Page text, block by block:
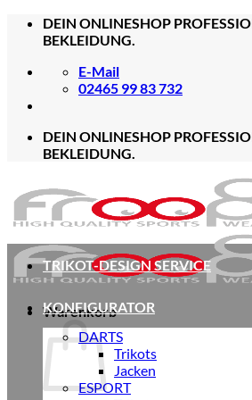
Zum
DEIN ONLINESHOP
BEKLEIDUNG.
E-Mail
02465 99 83 732
DEIN ONLINESHOP
BEKLEIDUNG.
Warenkorb
TRIKOT-DESIGN SERVICE
KONFIGURATOR
DARTS
Trikots
Jacken
ESPORT